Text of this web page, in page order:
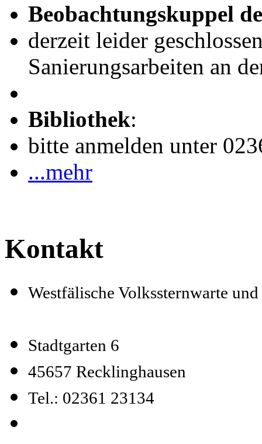
Beobachtungskuppel
derzeit leider
Sanierungsarbeiten an
Bibliothek:
bitte anmelden unter
...mehr
Kontakt
Westfälische Volkssternwarte
Stadtgarten 6
45657 Recklinghausen
Tel.: 02361 23134